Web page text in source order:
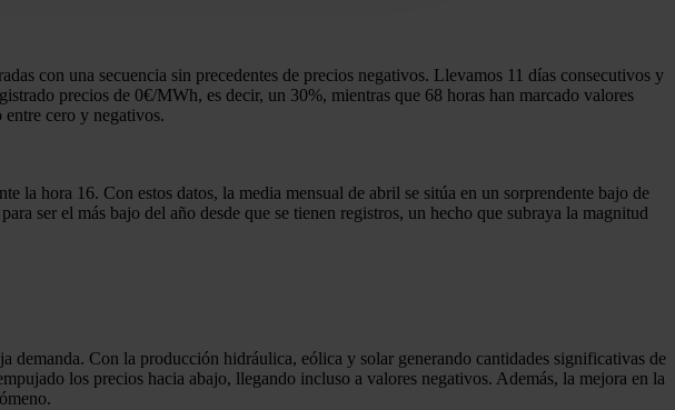
con una secuencia sin precedentes de precios negativos. Llevamos 11 días consecutivos y
precios de 0€/MWh, es decir, un 30%, mientras que 68 horas han marcado valores
cero y negativos.
hora 16. Con estos datos, la media mensual de abril se sitúa en un sorprendente bajo de
ser el más bajo del año desde que se tienen registros, un hecho que subraya la magnitud
demanda. Con la producción hidráulica, eólica y solar generando cantidades significativas de
los precios hacia abajo, llegando incluso a valores negativos. Además, la mejora en la